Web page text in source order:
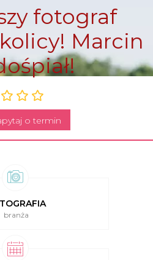
fotograf
Marcin
o termin
branża